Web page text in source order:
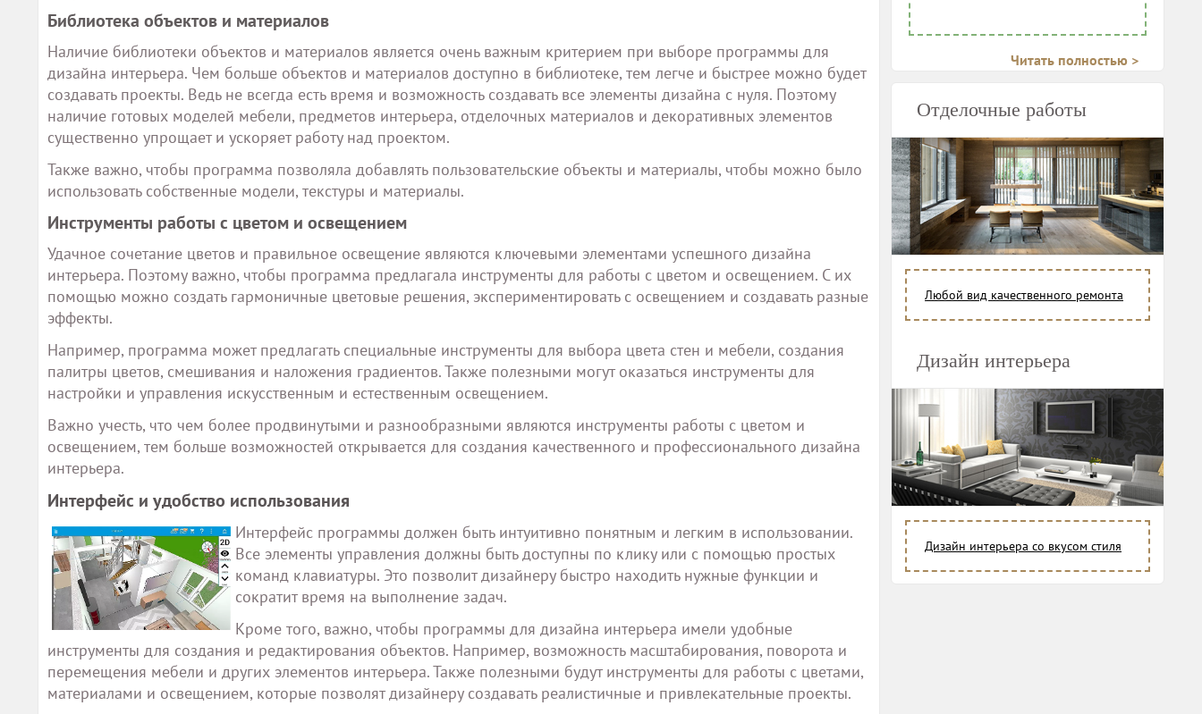
Библиотека объектов и материалов
Наличие библиотеки объектов и материалов является очень важным критерием при выборе программы для
дизайна интерьера. Чем больше объектов и материалов доступно в библиотеке, тем легче и быстрее можно будет
создавать проекты. Ведь не всегда есть время и возможность создавать все элементы дизайна с нуля. Поэтому
наличие готовых моделей мебели, предметов интерьера, отделочных материалов и декоративных элементов
существенно упрощает и ускоряет работу над проектом.
Также важно, чтобы программа позволяла добавлять пользовательские объекты и материалы, чтобы можно было
использовать собственные модели, текстуры и материалы.
Инструменты работы с цветом и освещением
Удачное сочетание цветов и правильное освещение являются ключевыми элементами успешного дизайна
интерьера. Поэтому важно, чтобы программа предлагала инструменты для работы с цветом и освещением. С их
помощью можно создать гармоничные цветовые решения, экспериментировать с освещением и создавать разные
эффекты.
Например, программа может предлагать специальные инструменты для выбора цвета стен и мебели, создания
палитры цветов, смешивания и наложения градиентов. Также полезными могут оказаться инструменты для
настройки и управления искусственным и естественным освещением.
Важно учесть, что чем более продвинутыми и разнообразными являются инструменты работы с цветом и
освещением, тем больше возможностей открывается для создания качественного и профессионального дизайна
интерьера.
Интерфейс и удобство использования
Интерфейс программы должен быть интуитивно понятным и легким в использовании.
Все элементы управления должны быть доступны по клику или с помощью простых
команд клавиатуры. Это позволит дизайнеру быстро находить нужные функции и
сократит время на выполнение задач.
Кроме того, важно, чтобы программы для дизайна интерьера имели удобные
инструменты для создания и редактирования объектов. Например, возможность масштабирования, поворота и
перемещения мебели и других элементов интерьера. Также полезными будут инструменты для работы с цветами,
материалами и освещением, которые позволят дизайнеру создавать реалистичные и привлекательные проекты.
Читать полностью >
Отделочные работы
Любой вид качественного ремонта
Дизайн интерьера
Дизайн интерьера со вкусом стиля